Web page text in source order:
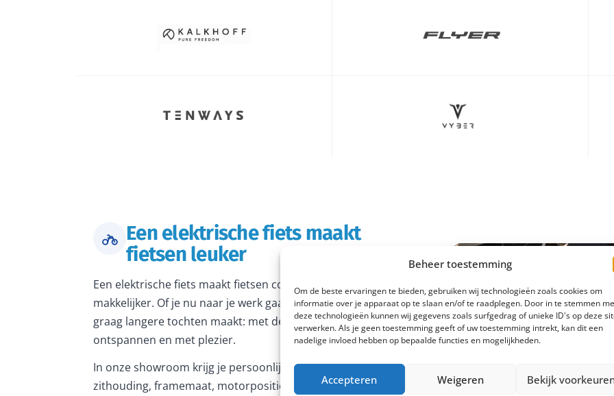
Beheer toestemming
Om de beste ervaringen te bieden, gebruiken wij technologieën zoals cookies om
informatie over je apparaat op te slaan en/of te raadplegen. Door in te stemmen
deze technologieën kunnen wij gegevens zoals surfgedrag of unieke ID's op deze
verwerken. Als je geen toestemming geeft of uw toestemming intrekt, kan dit een
nadelige invloed hebben op bepaalde functies en mogelijkheden.
Accepteren Weigeren Bekijk
Een elektrische fiets maakt
fietsen leuker
Een elektrische fiets maakt fietsen comfortabeler en
makkelijker. Of je nu naar je werk gaat, boodschappen doet of
graag langere tochten maakt: met de juiste e-bike rijd je
ontspannen en met plezier.
In onze showroom krijg je persoonlijk advies over onder meer
zithouding, framemaat, motorpositie en actieradius. Samen